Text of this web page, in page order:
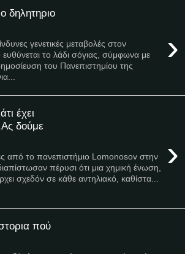
δηλητηριο
›
γενετικές μεταβολές στον
ευθύνεται το λάδι σόγιας, σύμφωνα με
του Πανεπιστημίου της
έχει
δούμε
›
από το πανεπιστήμιο Lomonosov στην
πέρυσι ότι μια χημική ένωση,
σχεδόν σε κάθε αντηλιακό, καθίστα...
πού